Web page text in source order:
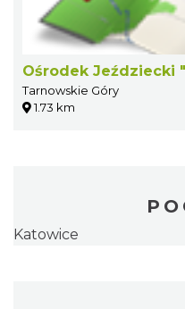
Ośrodek Jeździecki
Tarnowskie Góry
1.73 km
Katowice